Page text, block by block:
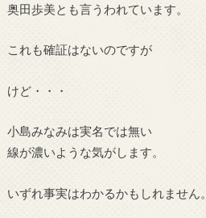
奥田歩美とも言うわれています。
これも確証はないのですが
けど・・・
小島みなみは実名では無い
線が濃いような気がします。
いずれ事実はわかるかもしれません。